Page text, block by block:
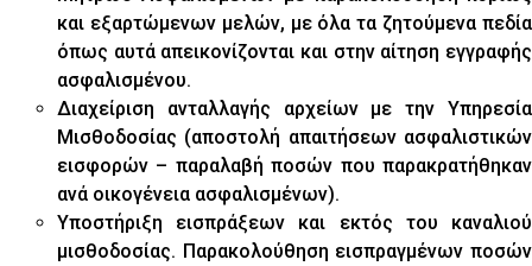
και εξαρτώμενων μελών, με όλα τα ζητούμενα πεδία
όπως αυτά απεικονίζονται και στην αίτηση εγγραφής
ασφαλισμένου.
Διαχείριση ανταλλαγής αρχείων με την Υπηρεσία
Μισθοδοσίας (αποστολή απαιτήσεων ασφαλιστικών
εισφορών – παραλαβή ποσών που παρακρατήθηκαν
ανά οικογένεια ασφαλισμένων).
Υποστήριξη εισπράξεων και εκτός του καναλιού
μισθοδοσίας. Παρακολούθηση εισπραγμένων ποσών